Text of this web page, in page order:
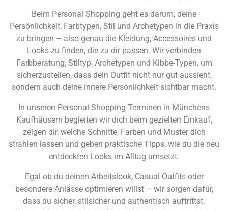
Beim Personal Shopping geht es darum, deine
Persönlichkeit, Farbtypen, Stil und Archetypen in die Praxis
zu bringen – also genau die Kleidung, Accessoires und
Looks zu finden, die zu dir passen. Wir verbinden
Farbberatung, Stiltyp, Archetypen und Kibbe-Typen, um
sicherzustellen, dass dein Outfit nicht nur gut aussieht,
sondern auch deine innere Persönlichkeit sichtbar macht.
In unseren Personal-Shopping-Terminen in Münchens
Kaufhäusern begleiten wir dich beim gezielten Einkauf,
zeigen dir, welche Schnitte, Farben und Muster dich
strahlen lassen und geben praktische Tipps, wie du die neu
entdeckten Looks im Alltag umsetzt.
Egal ob du deinen Arbeitslook, Casual-Outfits oder
besondere Anlässe optimieren willst – wir sorgen dafür,
dass du sicher, stilsicher und authentisch auftrittst.